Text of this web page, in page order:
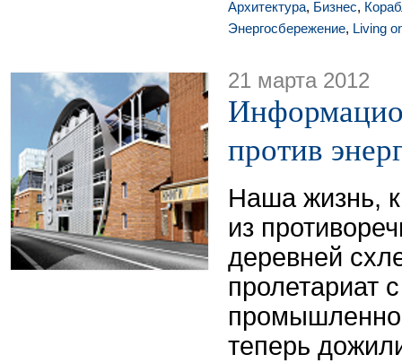
Архитектура, Бизнес,
Энергосбережение, Living
21 марта 2012
против
Наша жизнь,
из
деревней
пролетариат
теперь